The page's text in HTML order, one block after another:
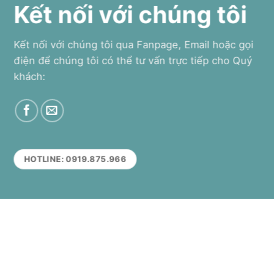
Kết nối với chúng tôi
Kết nối với chúng tôi qua Fanpage, Email hoặc gọi
điện để chúng tôi có thể tư vấn trực tiếp cho Quý
khách:
HOTLINE: 0919.875.966